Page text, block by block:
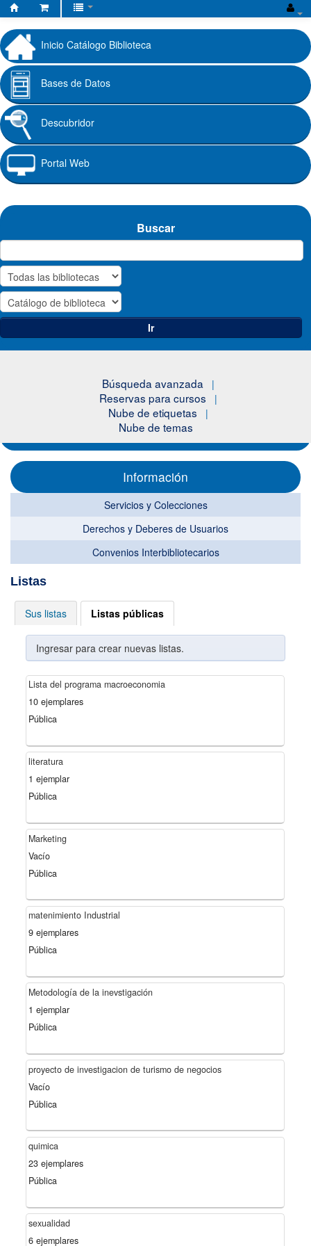
Fundación
Universitaria
Cafam
Inicio Catálogo Biblioteca
Bases de Datos
Descubridor
Portal Web
Buscar
Ir
Búsqueda avanzada
Reservas para cursos
Nube de etiquetas
Nube de temas
Información
Servicios y Colecciones
Derechos y Deberes de Usuarios
Convenios Interbibliotecarios
Listas
Sus listas Listas públicas
Ingresar para crear nuevas listas.
Lista del programa macroeconomia
10 ejemplares
Pública
literatura
1 ejemplar
Pública
Marketing
Vacío
Pública
matenimiento Industrial
9 ejemplares
Pública
Metodología de la inevstigación
1 ejemplar
Pública
proyecto de investigacion de turismo de negocios
Vacío
Pública
quimica
23 ejemplares
Pública
sexualidad
6 ejemplares